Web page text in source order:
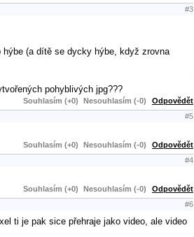
#3
(a dítě se dycky hýbe, když zrovna
pohyblivých jpg???
Souhlasím (+0) Nesouhlasím (-0) Odpovědět
#5
Souhlasím (+0) Nesouhlasím (-0) Odpovědět
#4
Souhlasím (+0) Nesouhlasím (-0) Odpovědět
#6
ti je pak sice přehraje jako video, ale video